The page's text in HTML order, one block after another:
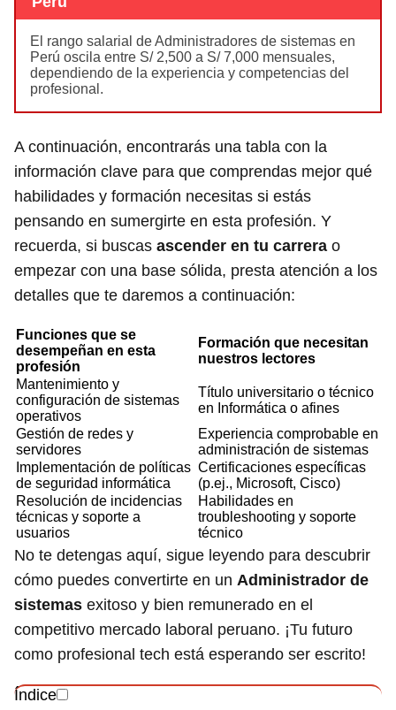
El rango salarial de Administradores de sistemas en
Perú oscila entre S/ 2,500 a S/ 7,000 mensuales,
dependiendo de la experiencia y competencias del
profesional.
A continuación, encontrarás una tabla con la
información clave para que comprendas mejor qué
habilidades y formación necesitas si estás
pensando en sumergirte en esta profesión. Y
recuerda, si buscas ascender en tu carrera o
empezar con una base sólida, presta atención a los
detalles que te daremos a continuación:
Funciones que se
desempeñan en esta
profesión
Formación que necesitan
nuestros lectores
Mantenimiento y
configuración de sistemas
operativos
Título universitario o técnico
en Informática o afines
Gestión de redes y
servidores
Experiencia comprobable en
administración de sistemas
Implementación de políticas
de seguridad informática
Certificaciones específicas
(p.ej., Microsoft, Cisco)
Resolución de incidencias
técnicas y soporte a
usuarios
Habilidades en
troubleshooting y soporte
técnico
No te detengas aquí, sigue leyendo para descubrir
cómo puedes convertirte en un Administrador de
sistemas exitoso y bien remunerado en el
competitivo mercado laboral peruano. ¡Tu futuro
como profesional tech está esperando ser escrito!
Índice